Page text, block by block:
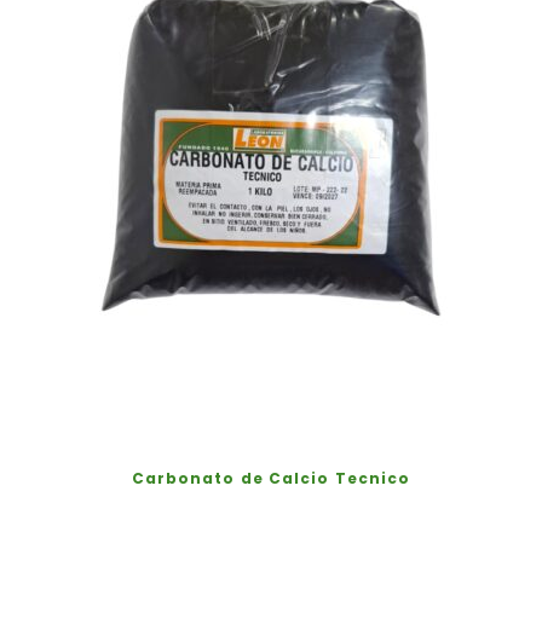
Carbonato de Calcio Tecnico